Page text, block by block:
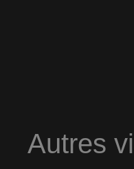
Autres